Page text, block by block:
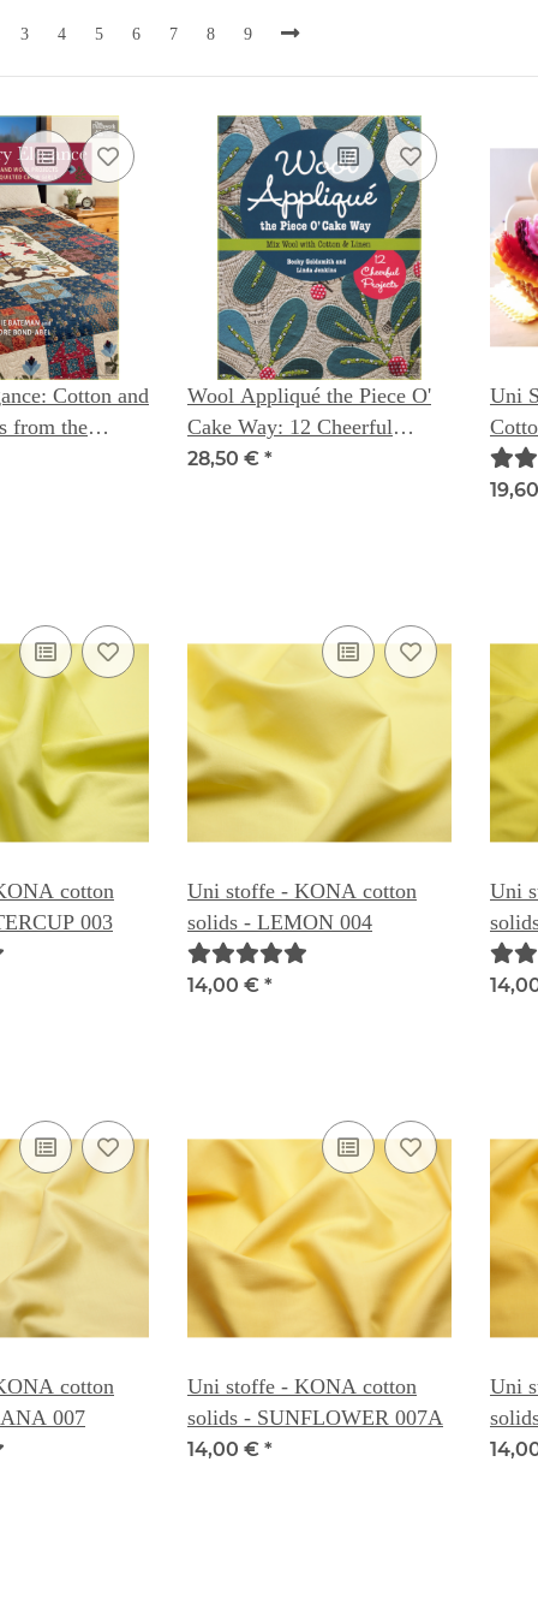
3 4 5 6 7 8 9
Cotton and
from the
Wool Appliqué the Piece O'
Cake Way: 12 Cheerful
Projects Mix Wool with
28,50 € *
Uni
cotton
003
Uni stoffe - KONA cotton
solids - LEMON 004
14,00 € *
Uni
cotton
007
Uni stoffe - KONA cotton
solids - SUNFLOWER 007A
14,00 € *
Uni